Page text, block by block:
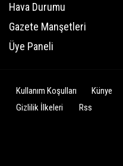
Hava Durumu
Gazete Manşetleri
Üye Paneli
Kullanım Koşulları Künye
Gizlilik İlkeleri
Rss